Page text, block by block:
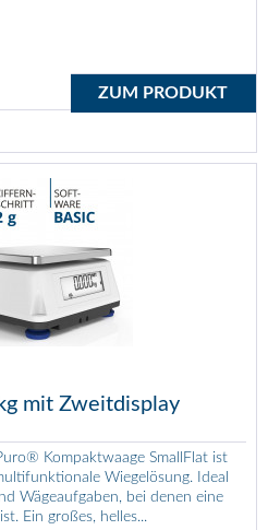
ZUM PRODUKT
mit Zweitdisplay
Kompaktwaage SmallFlat ist
Wiegelösung. Ideal
Wägeaufgaben, bei denen eine
Ein großes, helles...